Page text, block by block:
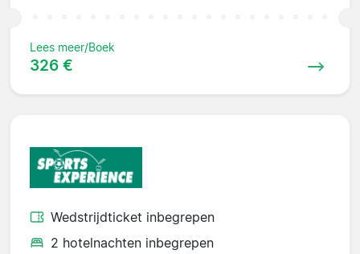
Lees meer/Boek
326 €
Wedstrijdticket inbegrepen
2 hotelnachten inbegrepen